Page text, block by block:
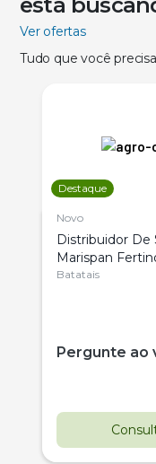
Ver ofertas
Tudo que você
Destaque
Novo
Distribuidor De
Marispan
Citrus
Batatais
Pergunte ao